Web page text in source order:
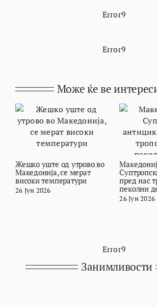
Error9
Error9
Може ќе ве
Жешко уште од утрово во
Македонија, се мерат
високи температури
26 Јун 2026
пред нас
пеколни
26 Јун 2026
Error9
Занимливости